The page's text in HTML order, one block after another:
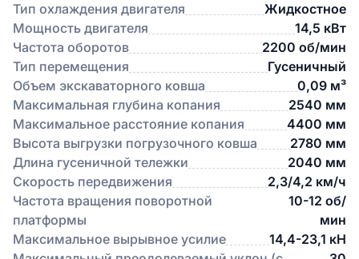
Тип охлаждения двигателя
Жидкостное
Мощность двигателя
14,5 кВт
Частота оборотов
2200 об/мин
Тип перемещения
Гусеничный
Объем экскаваторного ковша
0,09 м³
Максимальная глубина копания
2540 мм
Максимальное расстояние копания
4400 мм
Высота выгрузки погрузочного ковша
2780 мм
Длина гусеничной тележки
2040 мм
Скорость передвижения
2,3/4,2 км/ч
Частота вращения поворотной
платформы
10-12 об/
мин
Максимальное вырывное усилие
14,4-23,1 кН